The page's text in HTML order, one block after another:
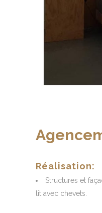
Réalisation:
Structures et
lit avec chevets.